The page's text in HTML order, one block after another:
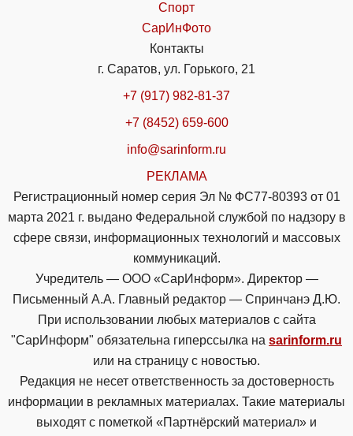
Спорт
СарИнФото
Контакты
г. Саратов, ул. Горького, 21
+7 (917) 982-81-37
+7 (8452) 659-600
info@sarinform.ru
РЕКЛАМА
Регистрационный номер серия Эл № ФС77-80393 от 01
марта 2021 г. выдано Федеральной службой по надзору в
сфере связи, информационных технологий и массовых
коммуникаций.
Учредитель — ООО «СарИнформ». Директор —
Письменный А.А. Главный редактор — Спринчанэ Д.Ю.
При использовании любых материалов с сайта
"СарИнформ" обязательна гиперссылка на sarinform.ru
или на страницу с новостью.
Редакция не несет ответственность за достоверность
информации в рекламных материалах. Такие материалы
выходят с пометкой «Партнёрский материал» и